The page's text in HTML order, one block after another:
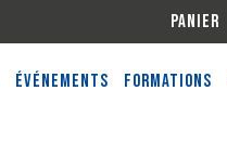
Panier
Événements Formations